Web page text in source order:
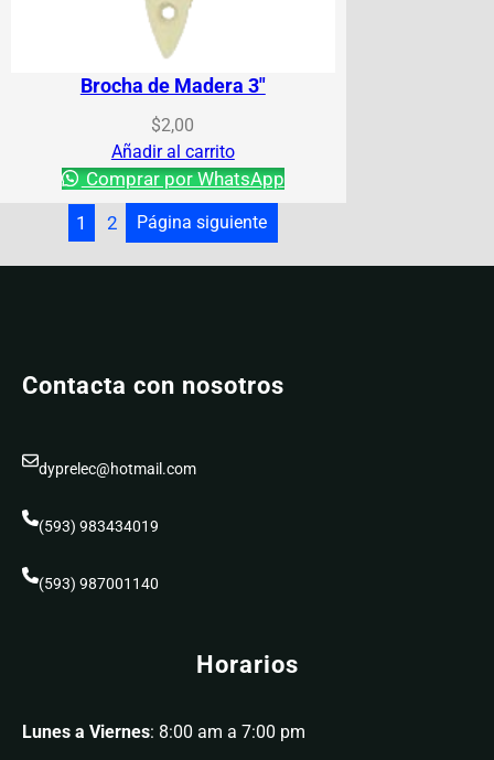
Brocha de Madera 3″
$2,00
Añadir al carrito
Comprar por WhatsApp
1
2 Página siguiente
Contacta con nosotros
dyprelec@hotmail.com
(593) 983434019
(593) 987001140
Horarios
Lunes a Viernes: 8:00 am a 7:00 pm